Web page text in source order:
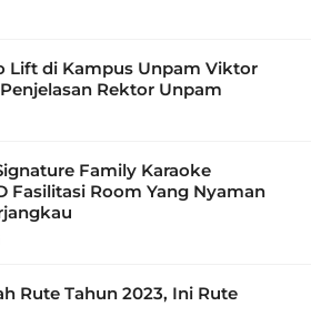
Lift di Kampus Unpam Viktor
Rektor Unpam
Family Karaoke
Fasilitasi Room Yang Nyaman
Rute Tahun 2023, Ini Rute